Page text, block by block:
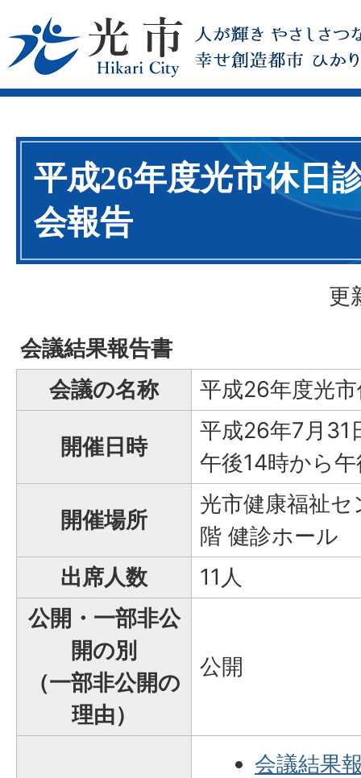
平成26年度光市休日
会報告
更
会議結果報告書
会議の名称
平成26年度光
開催日時
平成26年7月31
午後14時から
開催場所
光市健康福祉
階 健診ホール
出席人数
11人
公開・一部非公
開の別
（一部非公開の
理由）
公開
会議結果